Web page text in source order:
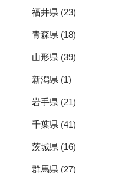
福井県 (23)
青森県 (18)
山形県 (39)
新潟県 (1)
岩手県 (21)
千葉県 (41)
茨城県 (16)
群馬県 (27)